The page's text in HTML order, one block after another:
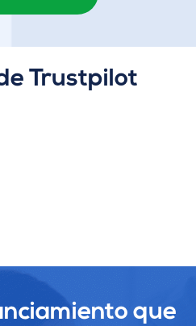
Trustpilot
que